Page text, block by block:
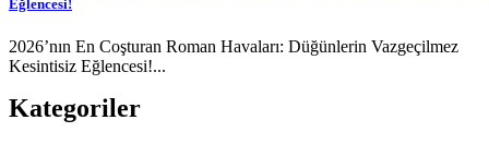
Eğlencesi!
2026’nın En Coşturan Roman Havaları: Düğünlerin Vazgeçilmez
Kesintisiz Eğlencesi!...
Kategoriler